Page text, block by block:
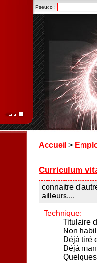
Accueil >
Curriculum
connaitre
ailleurs....
Technique:
Titulaire
Non
Déjà tiré
Déjà
Pseudo :